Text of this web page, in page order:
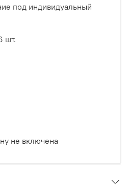
под индивидуальный
шт.
не включена